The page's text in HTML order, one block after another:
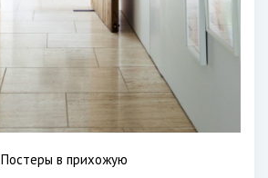
Постеры в прихожую